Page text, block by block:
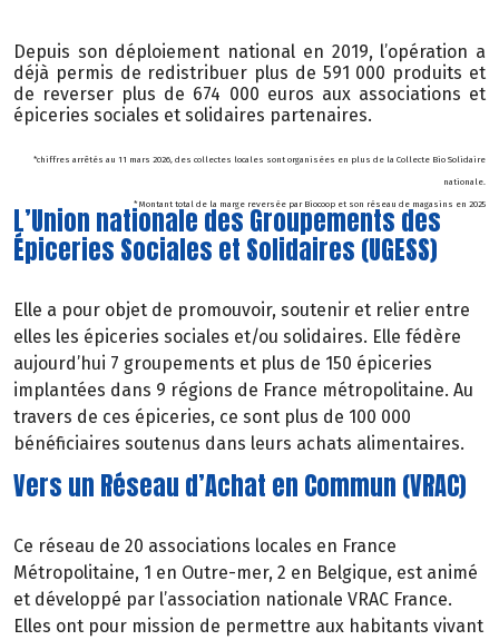
Depuis son déploiement national en 2019, l’opération a
déjà permis de redistribuer plus de 591 000 produits et
de reverser plus de 674 000 euros aux associations et
épiceries sociales et solidaires partenaires.
*chiffres arrêtés au 11 mars 2026, des collectes locales sont organisées en plus de la Collecte Bio Solidaire
nationale.
* Montant total de la marge reversée par Biocoop et son réseau de magasins en 2025
L’Union nationale des Groupements des
Épiceries Sociales et Solidaires (UGESS)
Elle a pour objet de promouvoir, soutenir et relier entre
elles les épiceries sociales et/ou solidaires. Elle fédère
aujourd’hui 7 groupements et plus de 150 épiceries
implantées dans 9 régions de France métropolitaine. Au
travers de ces épiceries, ce sont plus de 100 000
bénéficiaires soutenus dans leurs achats alimentaires.
Vers un Réseau d’Achat en Commun (VRAC)
Ce réseau de 20 associations locales en France
Métropolitaine, 1 en Outre-mer, 2 en Belgique, est animé
et développé par l’association nationale VRAC France.
Elles ont pour mission de permettre aux habitants vivant